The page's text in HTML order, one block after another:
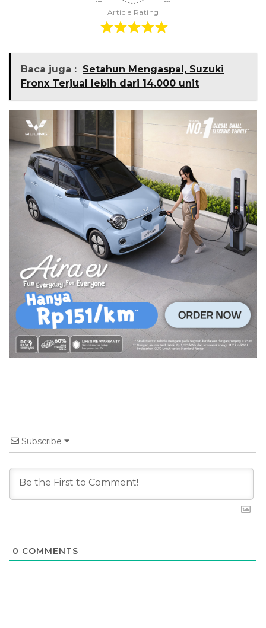
Article Rating
Baca juga : Setahun Mengaspal, Suzuki
Fronx Terjual lebih dari 14.000 unit
Subscribe
0 COMMENTS